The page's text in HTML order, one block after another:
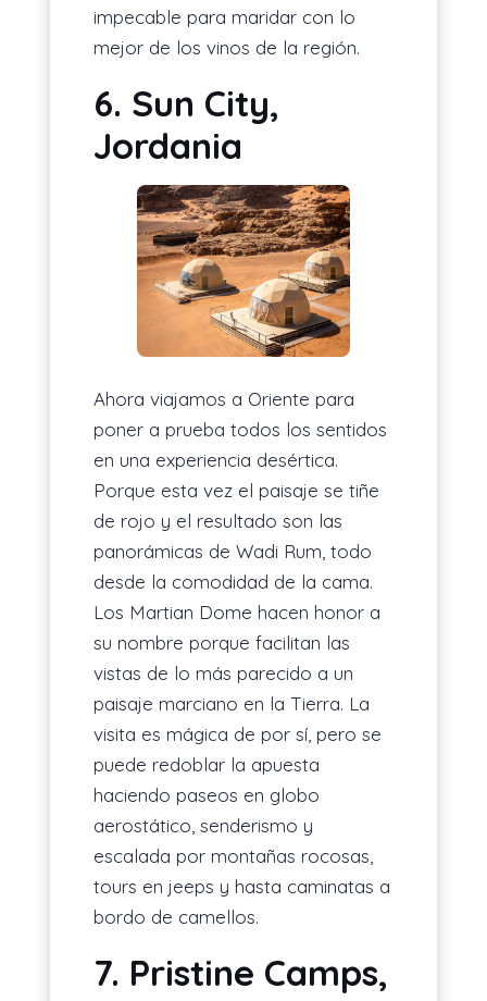
impecable para maridar con lo
mejor de los vinos de la región.
6. Sun City,
Jordania
Ahora viajamos a Oriente para
poner a prueba todos los sentidos
en una experiencia desértica.
Porque esta vez el paisaje se tiñe
de rojo y el resultado son las
panorámicas de Wadi Rum, todo
desde la comodidad de la cama.
Los Martian Dome hacen honor a
su nombre porque facilitan las
vistas de lo más parecido a un
paisaje marciano en la Tierra. La
visita es mágica de por sí, pero se
puede redoblar la apuesta
haciendo paseos en globo
aerostático, senderismo y
escalada por montañas rocosas,
tours en jeeps y hasta caminatas a
bordo de camellos.
7. Pristine Camps,